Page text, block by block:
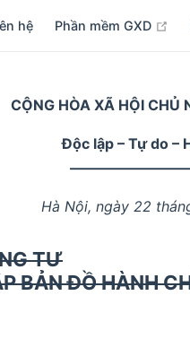
hệ Phần mềm GXD
CỘNG HÒA XÃ HỘI CHỦ
Độc lập – Tự do –
Hà Nội, ngày 22
TƯ
BẢN ĐỒ HÀNH